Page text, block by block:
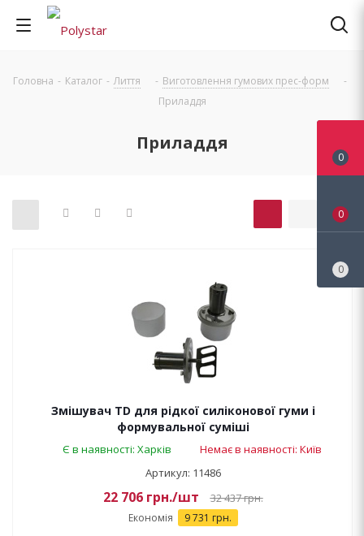
Головна - Каталог - Лиття - Виготовлення гумових прес-форм
-
Приладдя
Приладдя
Змішувач TD для рідкої силіконової гуми і
формувальної суміші
Є в наявності: Харків
Немає в наявності: Київ
Артикул: 11486
22 706грн./шт 32 437грн.
Економія 9 731 грн.
0
0
0